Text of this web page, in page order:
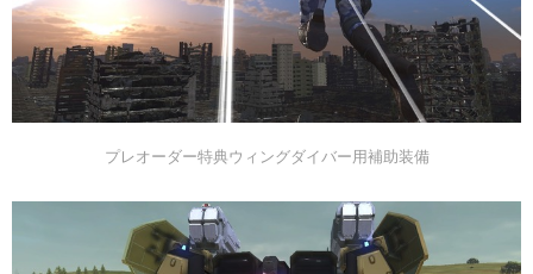
プレオーダー特典ウィングダイバー用補助装備